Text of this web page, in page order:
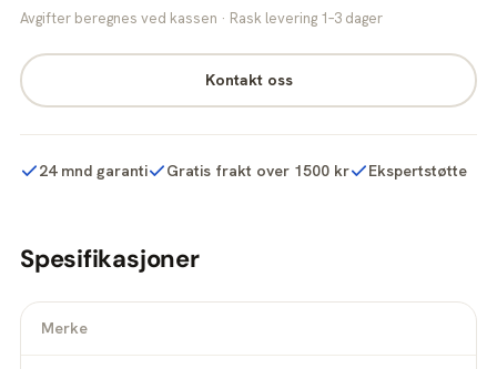
Avgifter beregnes ved kassen · Rask levering 1–3 dager
Kontakt oss
24 mnd garanti Gratis frakt over 1500 kr Ekspertstøtte
Spesifikasjoner
Merke